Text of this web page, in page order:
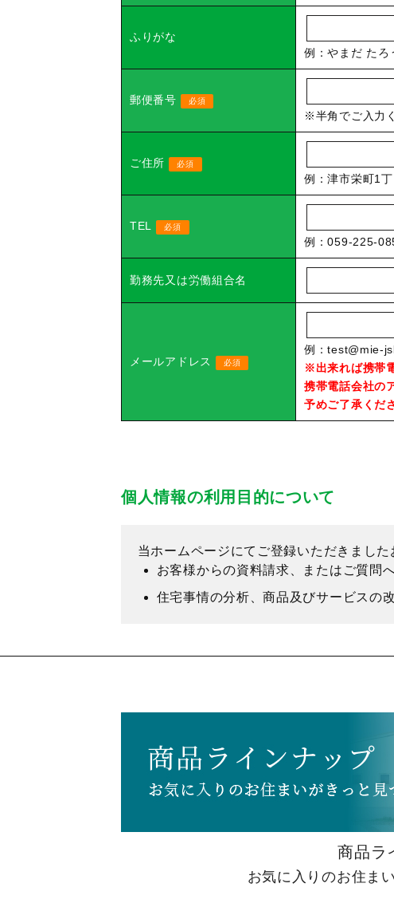
ふりがな
例：やまだ たろ
郵便番号 必須
※半角でご入力
ご住所 必須
例：津市栄町1
TEL 必須
例：059-225-
勤務先又は労働組合名
メールアドレス 必須
例：test@mie-
※出来れば携帯
携帯電話会社の
予めご了承くだ
個人情報の利用目的について
当ホームページにてご登録いただきまし
お客様からの資料請求、またはご質問
住宅事情の分析、商品及びサービスの
商品ラ
お気に入りのお住ま